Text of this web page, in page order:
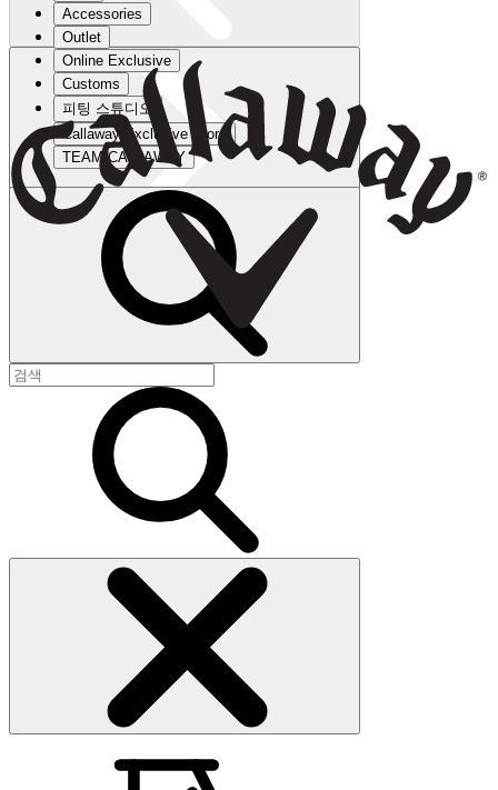
Accessories
Outlet
Online Exclusive
Customs
피팅 스튜디오
Callaway Exclusive Store
TEAM CALLAWAY